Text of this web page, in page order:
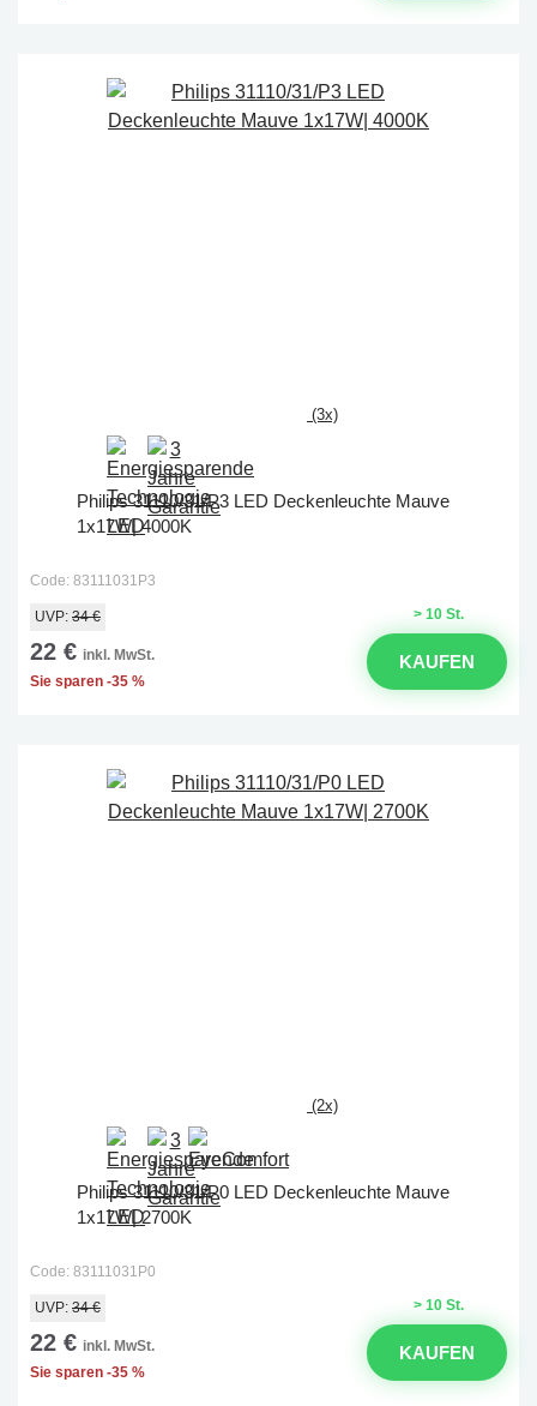
(3x)
Philips 31110/31/P3 LED Deckenleuchte Mauve
1x17W| 4000K
Code: 83111031P3
> 10 St.
UVP: 34 €
22 € inkl. MwSt.
Sie sparen -35 %
KAUFEN
(2x)
Philips 31110/31/P0 LED Deckenleuchte Mauve
1x17W| 2700K
Code: 83111031P0
> 10 St.
UVP: 34 €
22 € inkl. MwSt.
Sie sparen -35 %
KAUFEN